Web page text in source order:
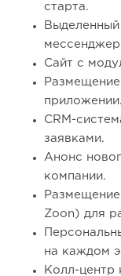
старта.
Сайт с
Размещение
приложении.
CRM-
заявками.
Анонс
компании.
Zoon) для
на каждом
Колл-центр